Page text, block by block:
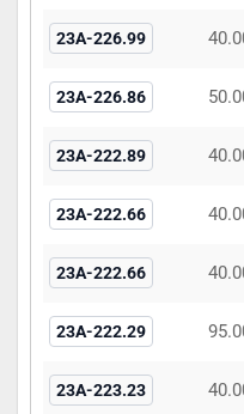
23A-226.99
23A-226.86
23A-222.89
23A-222.66
23A-222.66
23A-222.29
23A-223.23